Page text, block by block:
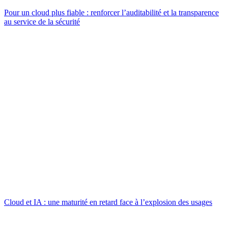
Pour un cloud plus fiable : renforcer l’auditabilité et la transparence
au service de la sécurité
Cloud et IA : une maturité en retard face à l’explosion des usages